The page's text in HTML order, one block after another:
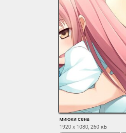
миюки сена
1920 x 1080, 260 кБ